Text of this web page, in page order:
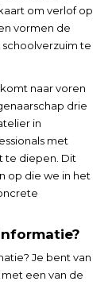
om verlof op
vormen de
te
naar voren
drie
in
met
te diepen. Dit
op die we in het
Je bent van
een van de